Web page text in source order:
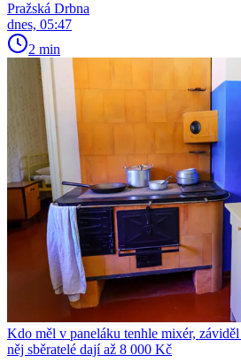
Pražská Drbna
dnes, 05:47
2 min
Kdo měl v paneláku tenhle mixér,
něj sběratelé dají až 8 000 Kč